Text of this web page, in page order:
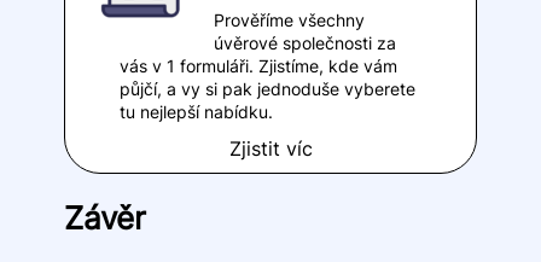
Prověříme všechny
úvěrové společnosti za
vás v 1 formuláři. Zjistíme, kde vám
půjčí, a vy si pak jednoduše vyberete
tu nejlepší nabídku.
Zjistit víc
Závěr